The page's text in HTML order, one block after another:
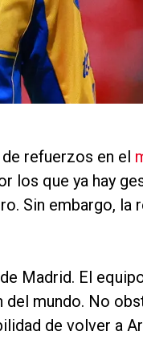
refuerzos en el
los que ya hay
Sin embargo, la
Madrid. El
mundo. No
de volver a